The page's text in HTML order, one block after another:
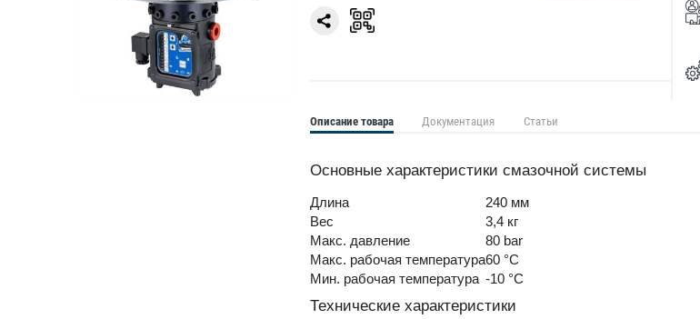
Описание товара Документация Статьи
Основные характеристики смазочной системы
Длина
240 мм
Вес
3,4 кг
Макс. давление
80 bar
Макс. рабочая температура60 °C
Мин. рабочая температура -10 °C
Технические характеристики